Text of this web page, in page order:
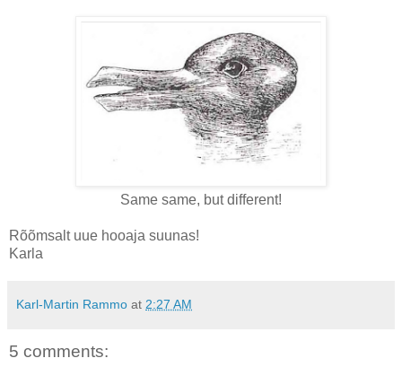
Same same, but different!
Rõõmsalt uue hooaja suunas!
Karla
Karl-Martin Rammo at 2:27 AM
5 comments: